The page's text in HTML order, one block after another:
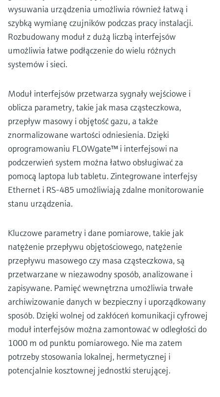
wysuwania urządzenia umożliwia również łatwą i
szybką wymianę czujników podczas pracy instalacji.
Rozbudowany moduł z dużą liczbą interfejsów
umożliwia łatwe podłączenie do wielu różnych
systemów i sieci.
Moduł interfejsów przetwarza sygnały wejściowe i
oblicza parametry, takie jak masa cząsteczkowa,
przepływ masowy i objętość gazu, a także
znormalizowane wartości odniesienia. Dzięki
oprogramowaniu FLOWgate™ i interfejsowi na
podczerwień system można łatwo obsługiwać za
pomocą laptopa lub tabletu. Zintegrowane interfejsy
Ethernet i RS-485 umożliwiają zdalne monitorowanie
stanu urządzenia.
Kluczowe parametry i dane pomiarowe, takie jak
natężenie przepływu objętościowego, natężenie
przepływu masowego czy masa cząsteczkowa, są
przetwarzane w niezawodny sposób, analizowane i
zapisywane. Pamięć wewnętrzna umożliwia trwałe
archiwizowanie danych w bezpieczny i uporządkowany
sposób. Dzięki wolnej od zakłóceń komunikacji cyfrowej
moduł interfejsów można zamontować w odległości do
1000 m od punktu pomiarowego. Nie ma zatem
potrzeby stosowania lokalnej, hermetycznej i
potencjalnie kosztownej jednostki sterującej.